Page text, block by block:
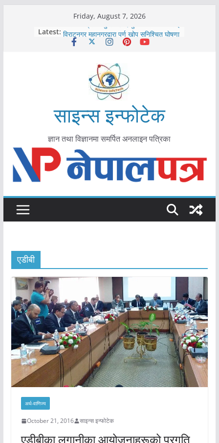
Friday, August 7, 2026
Latest:
कोरोना संक्रमण पुष्टिपछि दार्चुलाका सीमामा कडाइ
विराटनगर महानगरद्वारा पूर्ण खोप सुनिश्चित घोषणा
तयारी
आयुर्वेद चिकित्सा प्रणालीको भूमिका महत्वपूर्ण छ :
मुख्यमन्त्री शाह
काभ्रेपलाञ्चोकमा आयुर्वेद स्वास्थ्योपचारतर्फ
साइन्स इन्फोटेक
ज्ञान तथा विज्ञानमा समर्पित अनलाइन पत्रिका
एडीबी
अर्थ-वाणिज्य
October 21, 2016 साइन्स इन्फोटेक
एडीबीका लगानीका आयोजनाहरूको प्रगति